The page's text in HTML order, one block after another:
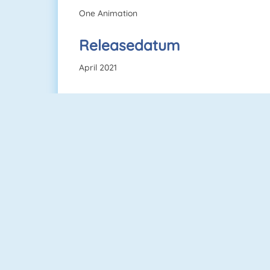
One Animation
Releasedatum
April 2021